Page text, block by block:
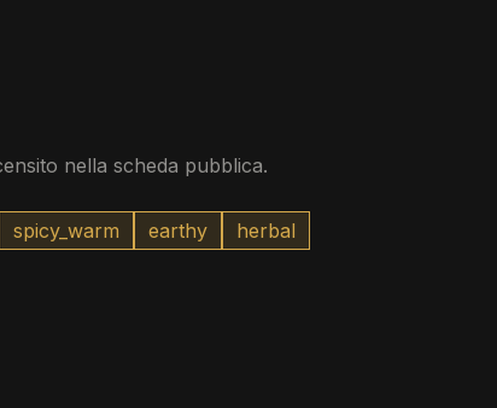
nella scheda pubblica.
spicy_warm earthy herbal